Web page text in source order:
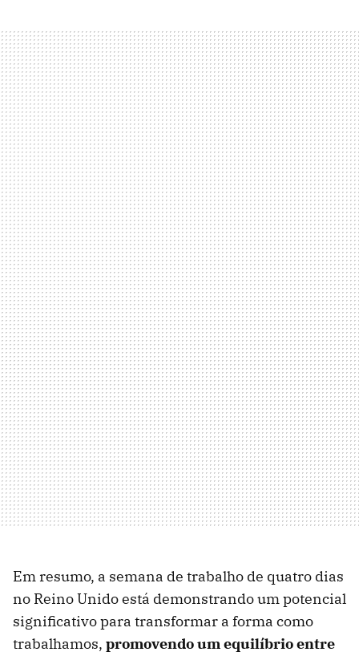
Em resumo, a semana de trabalho de quatro dias
no Reino Unido está demonstrando um potencial
significativo para transformar a forma como
trabalhamos, promovendo um equilíbrio entre